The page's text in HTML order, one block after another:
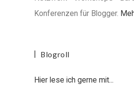
Konferenzen für Blogger.
Blogroll
Hier lese ich gerne mit...